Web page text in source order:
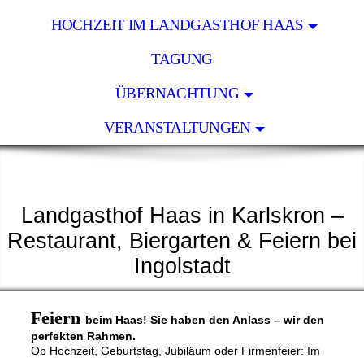
HOCHZEIT IM LANDGASTHOF HAAS
TAGUNG
ÜBERNACHTUNG
VERANSTALTUNGEN
Landgasthof Haas in Karlskron –
Restaurant, Biergarten & Feiern bei
Ingolstadt
Feiern beim Haas! Sie haben den Anlass – wir den
perfekten Rahmen.
Ob Hochzeit, Geburtstag, Jubiläum oder Firmenfeier: Im